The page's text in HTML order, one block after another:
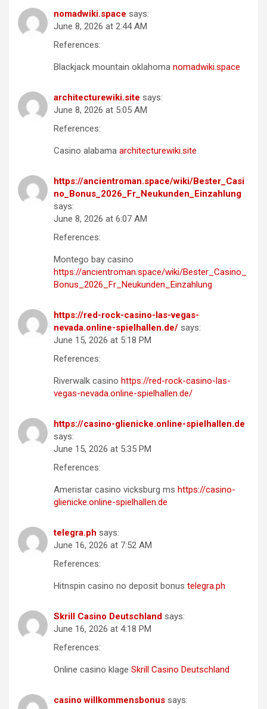
nomadwiki.space says:
June 8, 2026 at 2:44 AM
References:
Blackjack mountain oklahoma nomadwiki.space
architecturewiki.site says:
June 8, 2026 at 5:05 AM
References:
Casino alabama architecturewiki.site
https://ancientroman.space/wiki/Bester_Casi
no_Bonus_2026_Fr_Neukunden_Einzahlung
says:
June 8, 2026 at 6:07 AM
References:
Montego bay casino
https://ancientroman.space/wiki/Bester_Casino_
Bonus_2026_Fr_Neukunden_Einzahlung
https://red-rock-casino-las-vegas-
nevada.online-spielhallen.de/ says:
June 15, 2026 at 5:18 PM
References:
Riverwalk casino https://red-rock-casino-las-
vegas-nevada.online-spielhallen.de/
https://casino-glienicke.online-spielhallen.de
says:
June 15, 2026 at 5:35 PM
References:
Ameristar casino vicksburg ms https://casino-
glienicke.online-spielhallen.de
telegra.ph says:
June 16, 2026 at 7:52 AM
References:
Hitnspin casino no deposit bonus telegra.ph
Skrill Casino Deutschland says:
June 16, 2026 at 4:18 PM
References:
Online casino klage Skrill Casino Deutschland
casino willkommensbonus says: